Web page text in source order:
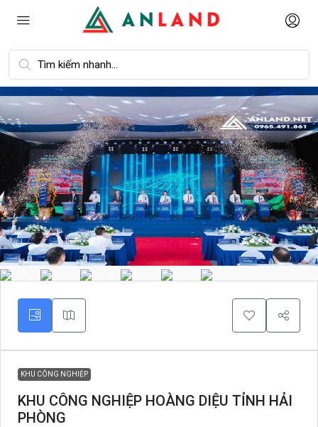
KHU CÔNG NGHIỆP
KHU CÔNG NGHIỆP HOÀNG DIỆU TỈNH HẢI
PHÒNG